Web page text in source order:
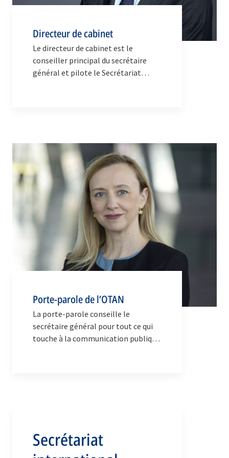
Directeur de cabinet
Le directeur de cabinet est le
conseiller principal du secrétaire
général et pilote le Secrétariat
Porte-parole de l’OTAN
La porte-parole conseille le
secrétaire général pour tout ce qui
touche à la communication publique
Secrétariat